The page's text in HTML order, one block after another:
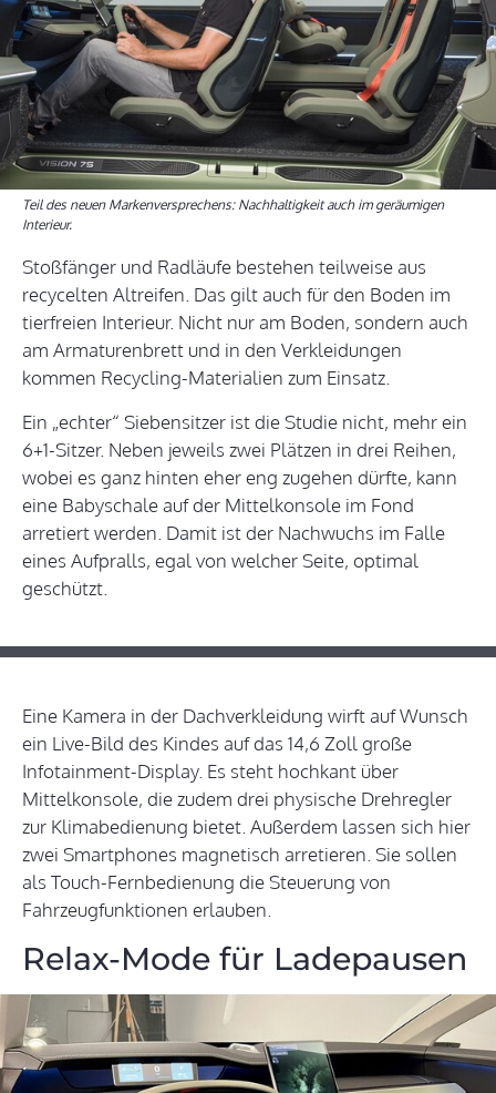
Teil des neuen Markenversprechens: Nachhaltigkeit auch im geräumigen
Interieur.
Stoßfänger und Radläufe bestehen teilweise aus
recycelten Altreifen. Das gilt auch für den Boden im
tierfreien Interieur. Nicht nur am Boden, sondern auch
am Armaturenbrett und in den Verkleidungen
kommen Recycling-Materialien zum Einsatz.
Ein „echter“ Siebensitzer ist die Studie nicht, mehr ein
6+1-Sitzer. Neben jeweils zwei Plätzen in drei Reihen,
wobei es ganz hinten eher eng zugehen dürfte, kann
eine Babyschale auf der Mittelkonsole im Fond
arretiert werden. Damit ist der Nachwuchs im Falle
eines Aufpralls, egal von welcher Seite, optimal
geschützt.
Eine Kamera in der Dachverkleidung wirft auf Wunsch
ein Live-Bild des Kindes auf das 14,6 Zoll große
Infotainment-Display. Es steht hochkant über
Mittelkonsole, die zudem drei physische Drehregler
zur Klimabedienung bietet. Außerdem lassen sich hier
zwei Smartphones magnetisch arretieren. Sie sollen
als Touch-Fernbedienung die Steuerung von
Fahrzeugfunktionen erlauben.
Relax-Mode für Ladepausen